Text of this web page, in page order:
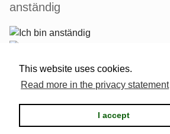
This website uses cookies.
Read more in the privacy statement
I accept
anständig